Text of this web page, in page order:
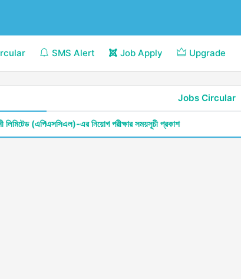
SMS Alert Job Apply Upgrade
Jobs Circular
লিমিটেড (এপিএসসিএল)-এর নিয়োগ পরীক্ষার সময়সূচী প্রকাশ